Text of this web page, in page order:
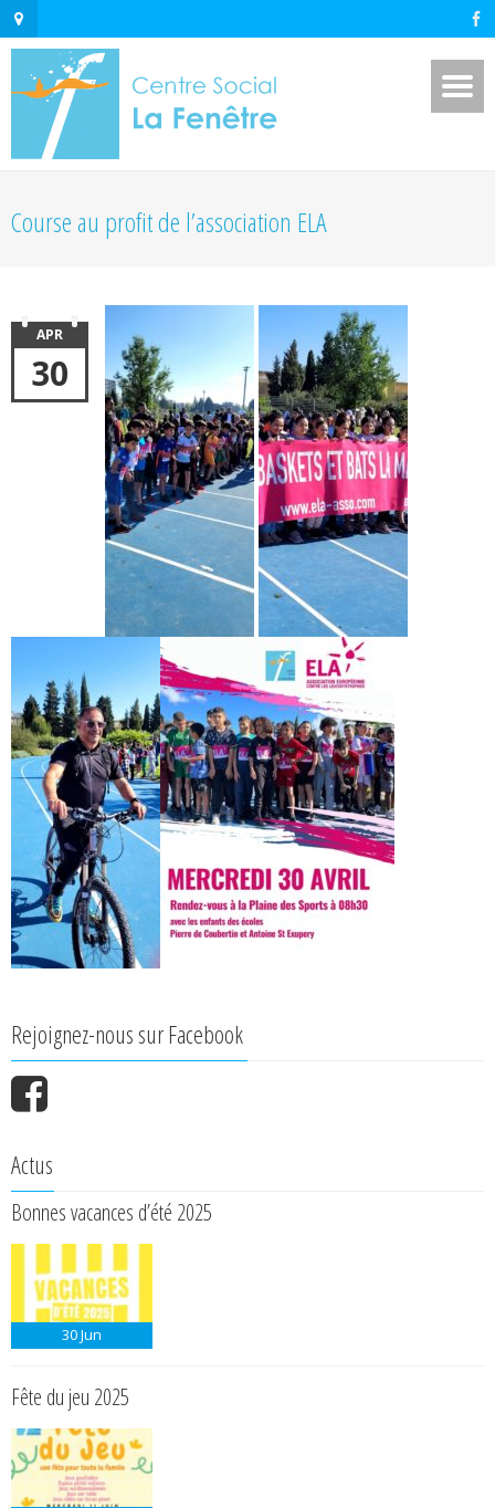
Course au profit de l’association ELA
APR
30
Rejoignez-nous sur Facebook
Actus
Bonnes vacances d’été 2025
30Jun
Fête du jeu 2025